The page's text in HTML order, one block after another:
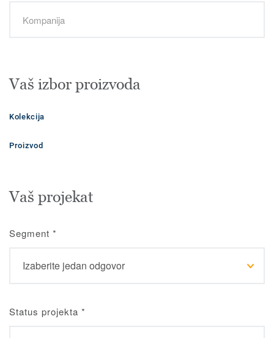
Vaš izbor proizvoda
Kolekcija
Proizvod
Vaš projekat
Segment *
Status projekta *